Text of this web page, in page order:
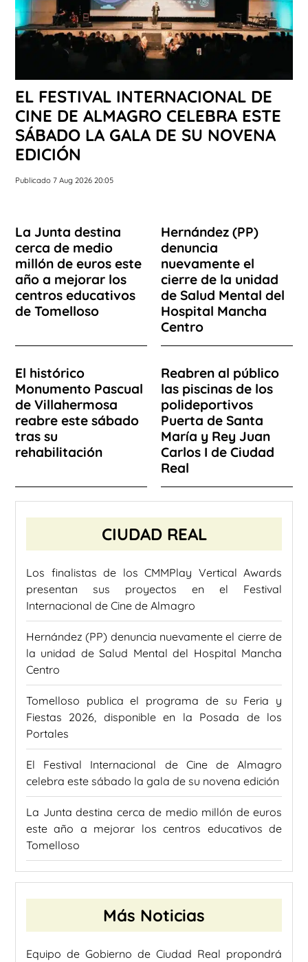
EL FESTIVAL INTERNACIONAL DE
CINE DE ALMAGRO CELEBRA ESTE
SÁBADO LA GALA DE SU NOVENA
EDICIÓN
Publicado 7 Aug 2026 20:05
La Junta destina
cerca de medio
millón de euros este
año a mejorar los
centros educativos
de Tomelloso
Hernández (PP)
denuncia
nuevamente el
cierre de la unidad
de Salud Mental del
Hospital Mancha
Centro
El histórico
Monumento Pascual
de Villahermosa
reabre este sábado
tras su
rehabilitación
Reabren al público
las piscinas de los
polideportivos
Puerta de Santa
María y Rey Juan
Carlos I de Ciudad
Real
CIUDAD REAL
Los finalistas de los CMMPlay Vertical Awards
presentan sus proyectos en el Festival
Internacional de Cine de Almagro
Hernández (PP) denuncia nuevamente el cierre de
la unidad de Salud Mental del Hospital Mancha
Centro
Tomelloso publica el programa de su Feria y
Fiestas 2026, disponible en la Posada de los
Portales
El Festival Internacional de Cine de Almagro
celebra este sábado la gala de su novena edición
La Junta destina cerca de medio millón de euros
este año a mejorar los centros educativos de
Tomelloso
Más Noticias
Equipo de Gobierno de Ciudad Real propondrá